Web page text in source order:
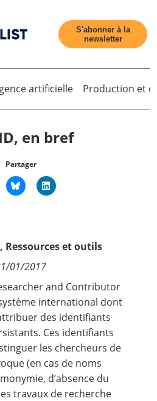
S'abonner à la
newsletter
artificielle Production et
en bref
Partager
Ressources et outils
01/2017
and Contributor
international dont
des identifiants
Ces identifiants
les chercheurs de
(en cas de noms
d’absence du
travaux de recherche